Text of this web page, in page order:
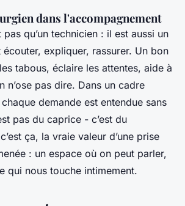
dans l'accompagnement
pas qu’un technicien : il est aussi un
expliquer, rassurer. Un bon
tabous, éclaire les attentes, aide à
n’ose pas dire. Dans un cadre
demande est entendue sans
pas du caprice - c’est du
ça, la vraie valeur d’une prise
: un espace où on peut parler,
qui nous touche intimement.